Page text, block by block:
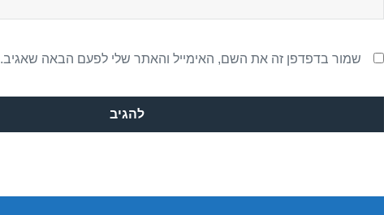
שמור בדפדפן זה את השם, האימייל והאתר שלי לפעם הבאה שאגיב.